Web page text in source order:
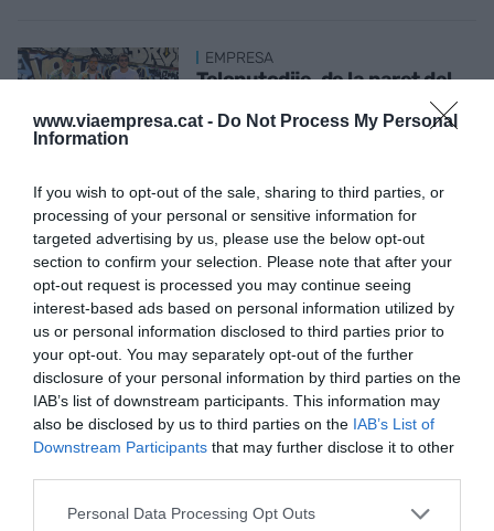
www.viaempresa.cat - Do Not Process My Personal
Information
If you wish to opt-out of the sale, sharing to third parties, or
processing of your personal or sensitive information for
targeted advertising by us, please use the below opt-out
section to confirm your selection. Please note that after your
opt-out request is processed you may continue seeing
interest-based ads based on personal information utilized by
us or personal information disclosed to third parties prior to
your opt-out. You may separately opt-out of the further
disclosure of your personal information by third parties on the
IAB’s list of downstream participants. This information may
also be disclosed by us to third parties on the IAB’s List of
Downstream Participants that may further disclose it to other
Personal Data Processing Opt Outs
EMPRESA
Teloputodije, de la paret del
samarreta
ECONOMIA
Els 10 punts del dia de
l'agenda internacional 2022
21 de desembre de 2021
ECONOMIA
L'inesperat món digital de la
cosmètica catalana